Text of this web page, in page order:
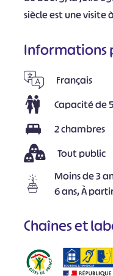
siècle est une visite
Informations
Français
Capacité de
2 chambres
Tout public
Moins de 3
6 ans, À
Chaînes et